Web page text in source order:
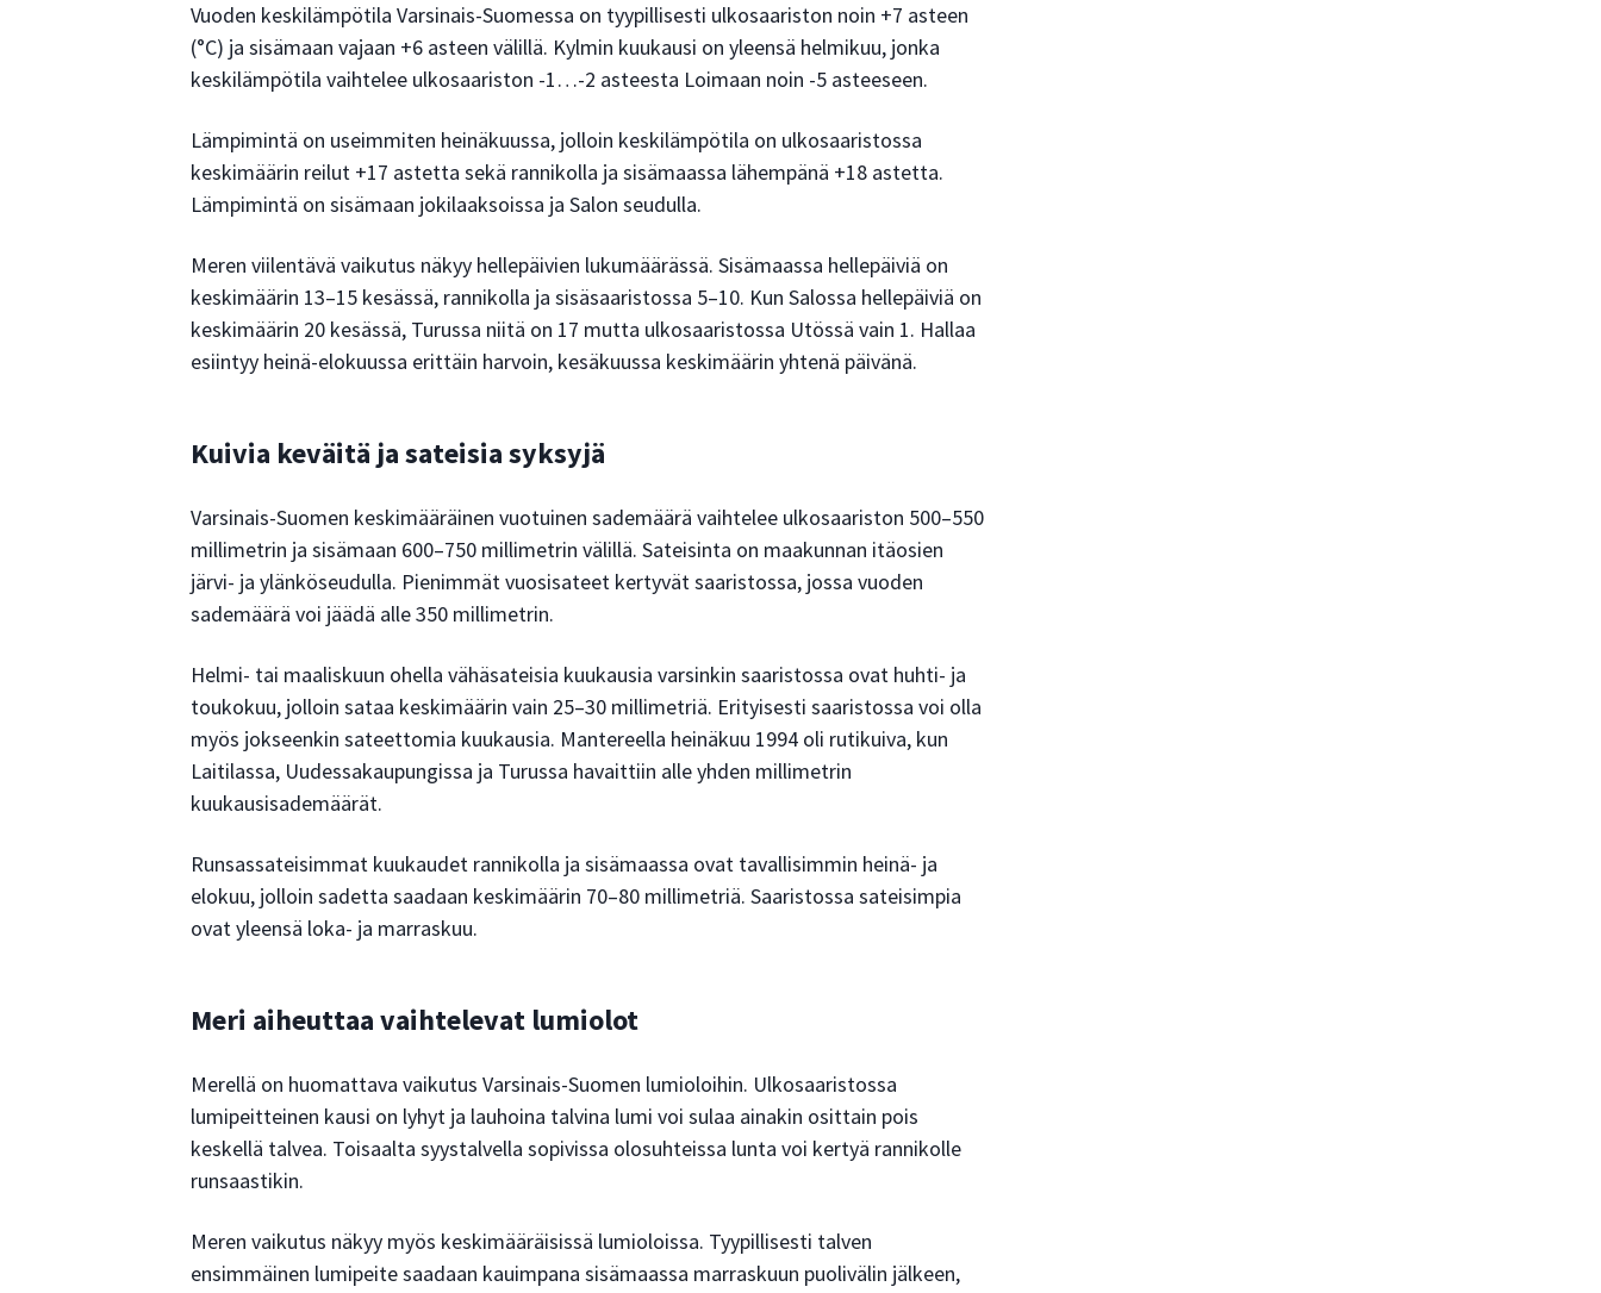
Vuoden keskilämpötila Varsinais-Suomessa on tyypillisesti ulkosaariston noin +7 asteen
(°C) ja sisämaan vajaan +6 asteen välillä. Kylmin kuukausi on yleensä helmikuu, jonka
keskilämpötila vaihtelee ulkosaariston -1…-2 asteesta Loimaan noin -5 asteeseen.
Lämpimintä on useimmiten heinäkuussa, jolloin keskilämpötila on ulkosaaristossa
keskimäärin reilut +17 astetta sekä rannikolla ja sisämaassa lähempänä +18 astetta.
Lämpimintä on sisämaan jokilaaksoissa ja Salon seudulla.
Meren viilentävä vaikutus näkyy hellepäivien lukumäärässä. Sisämaassa hellepäiviä on
keskimäärin 13–15 kesässä, rannikolla ja sisäsaaristossa 5–10. Kun Salossa hellepäiviä on
keskimäärin 20 kesässä, Turussa niitä on 17 mutta ulkosaaristossa Utössä vain 1. Hallaa
esiintyy heinä-elokuussa erittäin harvoin, kesäkuussa keskimäärin yhtenä päivänä.
Kuivia keväitä ja sateisia syksyjä
Varsinais-Suomen keskimääräinen vuotuinen sademäärä vaihtelee ulkosaariston 500–550
millimetrin ja sisämaan 600–750 millimetrin välillä. Sateisinta on maakunnan itäosien
järvi- ja ylänköseudulla. Pienimmät vuosisateet kertyvät saaristossa, jossa vuoden
sademäärä voi jäädä alle 350 millimetrin.
Helmi- tai maaliskuun ohella vähäsateisia kuukausia varsinkin saaristossa ovat huhti- ja
toukokuu, jolloin sataa keskimäärin vain 25–30 millimetriä. Erityisesti saaristossa voi olla
myös jokseenkin sateettomia kuukausia. Mantereella heinäkuu 1994 oli rutikuiva, kun
Laitilassa, Uudessakaupungissa ja Turussa havaittiin alle yhden millimetrin
kuukausisademäärät.
Runsassateisimmat kuukaudet rannikolla ja sisämaassa ovat tavallisimmin heinä- ja
elokuu, jolloin sadetta saadaan keskimäärin 70–80 millimetriä. Saaristossa sateisimpia
ovat yleensä loka- ja marraskuu.
Meri aiheuttaa vaihtelevat lumiolot
Merellä on huomattava vaikutus Varsinais-Suomen lumioloihin. Ulkosaaristossa
lumipeitteinen kausi on lyhyt ja lauhoina talvina lumi voi sulaa ainakin osittain pois
keskellä talvea. Toisaalta syystalvella sopivissa olosuhteissa lunta voi kertyä rannikolle
runsaastikin.
Meren vaikutus näkyy myös keskimääräisissä lumioloissa. Tyypillisesti talven
ensimmäinen lumipeite saadaan kauimpana sisämaassa marraskuun puolivälin jälkeen,